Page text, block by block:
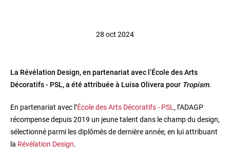
28 oct 2024
La Révélation Design, en partenariat avec l’École des Arts
Décoratifs - PSL, a été attribuée à Luisa Olivera pour Tropism.
En partenariat avec l’École des Arts Décoratifs - PSL , l’ADAGP
récompense depuis 2019 un jeune talent dans le champ du design,
sélectionné parmi les diplômés de dernière année, en lui attribuant
la Révélation Design.